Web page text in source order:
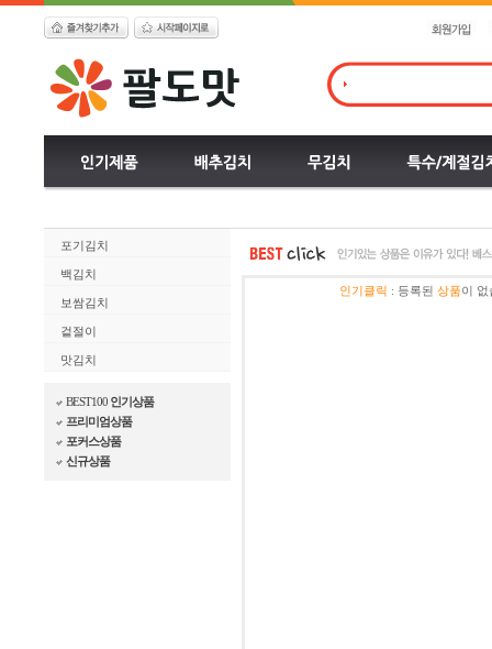
포기김치
백김치
보쌈김치
겉절이
맛김치
BEST100 인기상품
프리미엄상품
포커스상품
신규상품
인기클릭 : 등록된 상품이 없